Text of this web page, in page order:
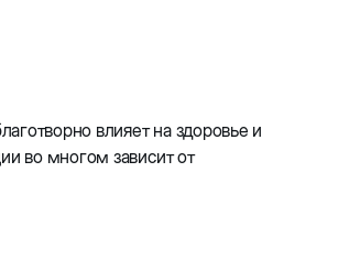
влияет на здоровье и
во многом зависит от